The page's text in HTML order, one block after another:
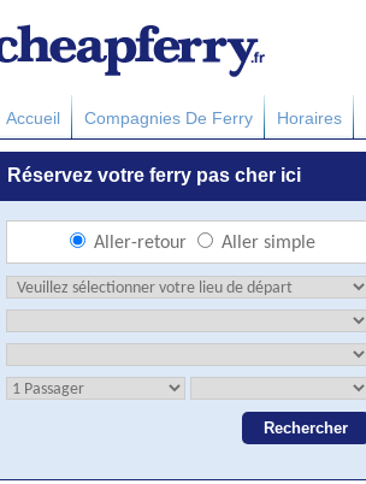
Accueil Compagnies De Ferry Horaires